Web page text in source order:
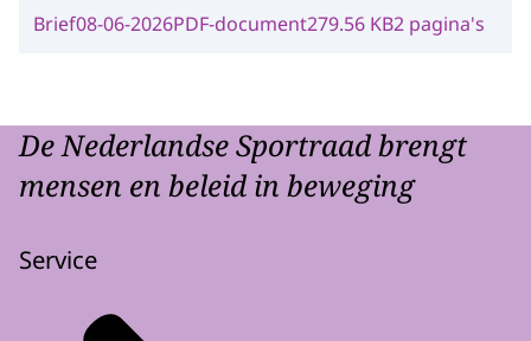
Brief08-06-2026PDF-document279.56 KB2 pagina's
De Nederlandse Sportraad brengt
mensen en beleid in beweging
Service